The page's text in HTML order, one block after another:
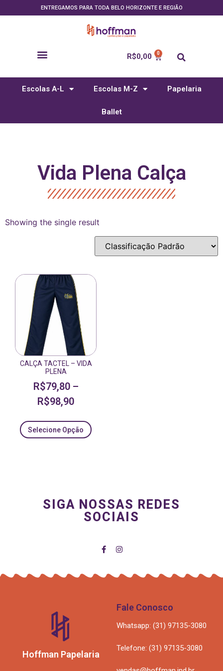
ENTREGAMOS PARA TODA BELO HORIZONTE E REGIÃO
R$0,00
Escolas A-L Escolas M-Z Papelaria
Ballet
Vida Plena Calça
Showing the single result
CALÇA TACTEL – VIDA
PLENA
R$79,80–
R$98,90
Selecione Opção
SIGA NOSSAS REDES
SOCIAIS
Hoffman Papelaria
Fale Conosco
Whatsapp: (31) 97135-3080
Telefone: (31) 97135-3080